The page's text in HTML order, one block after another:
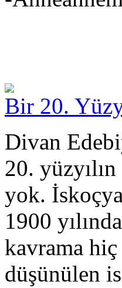
Bir 20.
Divan
20.
yok.
1900
kavrama
düşünülen